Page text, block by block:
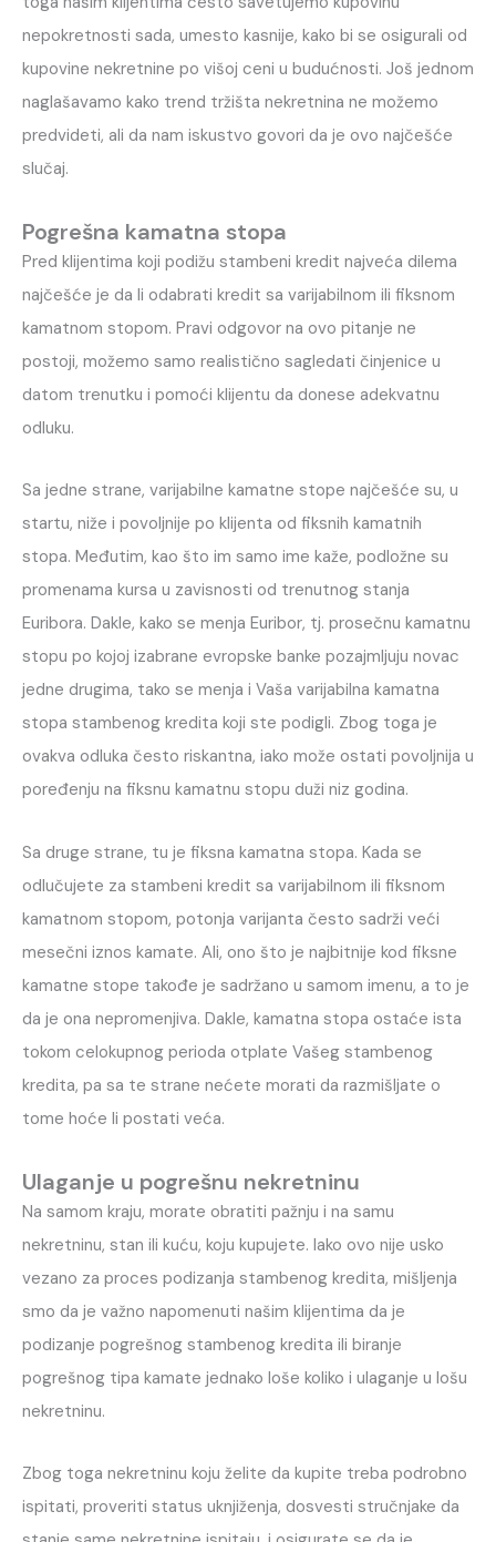
nepokretnosti sada, umesto kasnije, kako bi se osigurali od
kupovine nekretnine po višoj ceni u budućnosti. Još jednom
naglašavamo kako trend tržišta nekretnina ne možemo
predvideti, ali da nam iskustvo govori da je ovo najčešće
slučaj.
Pogrešna kamatna stopa
Pred klijentima koji podižu stambeni kredit najveća dilema
najčešće je da li odabrati kredit sa varijabilnom ili fiksnom
kamatnom stopom. Pravi odgovor na ovo pitanje ne
postoji, možemo samo realistično sagledati činjenice u
datom trenutku i pomoći klijentu da donese adekvatnu
odluku.
Sa jedne strane, varijabilne kamatne stope najčešće su, u
startu, niže i povoljnije po klijenta od fiksnih kamatnih
stopa. Međutim, kao što im samo ime kaže, podložne su
promenama kursa u zavisnosti od trenutnog stanja
Euribora. Dakle, kako se menja Euribor, tj. prosečnu kamatnu
stopu po kojoj izabrane evropske banke pozajmljuju novac
jedne drugima, tako se menja i Vaša varijabilna kamatna
stopa stambenog kredita koji ste podigli. Zbog toga je
ovakva odluka često riskantna, iako može ostati povoljnija u
poređenju na fiksnu kamatnu stopu duži niz godina.
Sa druge strane, tu je fiksna kamatna stopa. Kada se
odlučujete za stambeni kredit sa varijabilnom ili fiksnom
kamatnom stopom, potonja varijanta često sadrži veći
mesečni iznos kamate. Ali, ono što je najbitnije kod fiksne
kamatne stope takođe je sadržano u samom imenu, a to je
da je ona nepromenjiva. Dakle, kamatna stopa ostaće ista
tokom celokupnog perioda otplate Vašeg stambenog
kredita, pa sa te strane nećete morati da razmišljate o
tome hoće li postati veća.
Ulaganje u pogrešnu nekretninu
Na samom kraju, morate obratiti pažnju i na samu
nekretninu, stan ili kuću, koju kupujete. Iako ovo nije usko
vezano za proces podizanja stambenog kredita, mišljenja
smo da je važno napomenuti našim klijentima da je
podizanje pogrešnog stambenog kredita ili biranje
pogrešnog tipa kamate jednako loše koliko i ulaganje u lošu
nekretninu.
Zbog toga nekretninu koju želite da kupite treba podrobno
ispitati, proveriti status uknjiženja, dosvesti stručnjake da